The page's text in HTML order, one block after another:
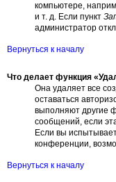
компьютере,
и т. д. Если пункт
администратор
Вернуться к началу
Что делает функция
Она удаляет все
оставаться
выполняют другие
сообщений, если
Если вы
конференции,
Вернуться к началу